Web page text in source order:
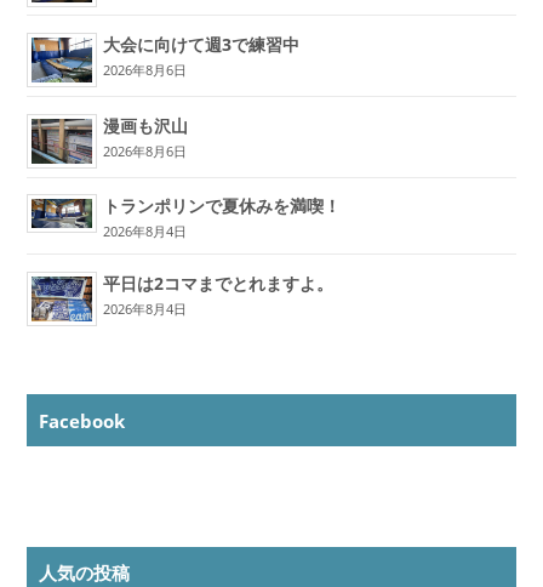
大会に向けて週3で練習中
2026年8月6日
漫画も沢山
2026年8月6日
トランポリンで夏休みを満喫！
2026年8月4日
平日は2コマまでとれますよ。
2026年8月4日
Facebook
人気の投稿